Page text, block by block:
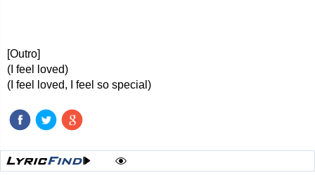
[Outro]
(I feel loved)
(I feel loved, I feel so special)